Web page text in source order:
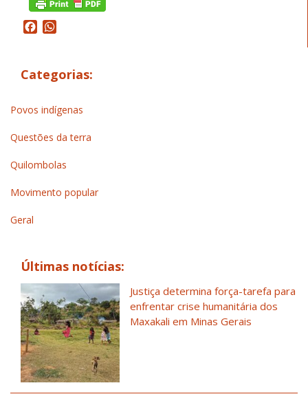
Facebook
Categorias:
Povos indígenas
Questões da terra
Quilombolas
Movimento popular
Geral
Últimas notícias:
Justiça determina força-tarefa para
enfrentar crise humanitária dos
Maxakali em Minas Gerais